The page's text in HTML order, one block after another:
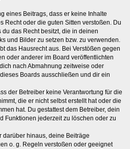
eines Beitrags, dass er keine Inhalte
Recht oder die guten Sitten verstoßen. Du
das Recht besitzt, die in deinen
und Bilder zu setzen bzw. zu verwenden.
das Hausrecht aus. Bei Verstößen gegen
oder anderer im Board veröffentlichten
nach Abmahnung zeitweise oder
Boards ausschließen und dir ein
der Betreiber keine Verantwortung für die
die er nicht selbst erstellt hat oder die
hat. Du gestattest dem Betreiber, dein
Funktionen jederzeit zu löschen oder zu
darüber hinaus, deine Beiträge
o. g. Regeln verstoßen oder geeignet